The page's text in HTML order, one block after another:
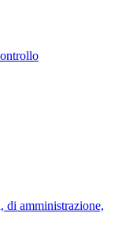
amministrazione,